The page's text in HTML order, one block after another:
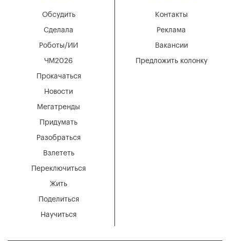
Мегатренды
Придумать
Разобраться
Взлететь
Новости
Переключиться
Жить
Поделиться
Научиться
Обсудить
Сделала
Роботы/ИИ
ЧМ2026
Прокачаться
Вакансии
Реклама
Контакты
Предложить колонку